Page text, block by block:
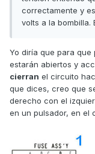
Un saludo!
Downtown
Downtown
correctamente y
volts a la bombilla.
Yo diría que para que
estarán abiertos y
cierran el circuito
que dices, creo que
derecho con el
en un pulsador, en el